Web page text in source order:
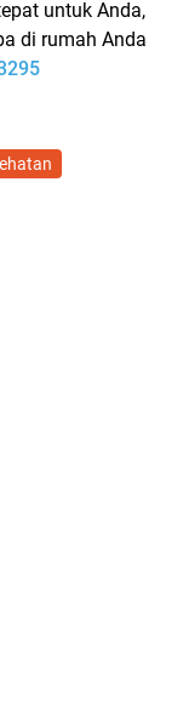
untuk Anda,
di rumah Anda